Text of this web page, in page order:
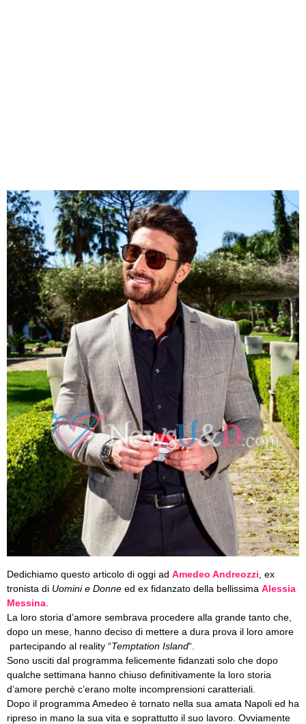
Dedichiamo questo articolo di oggi ad Amedeo Andreozzi , ex
tronista di Uomini e Donne ed ex fidanzato della bellissima Alessia
Messina
La loro storia d’amore sembrava procedere alla grande tanto che,
dopo un mese, hanno deciso di mettere a dura prova il loro amore
partecipando al reality “Temptation Island“.
Sono usciti dal programma felicemente fidanzati solo che dopo
qualche settimana hanno chiuso definitivamente la loro storia
d’amore perchè c’erano molte incomprensioni caratteriali.
Dopo il programma Amedeo è tornato nella sua amata Napoli ed ha
ripreso in mano la sua vita e soprattutto il suo lavoro. Ovviamente